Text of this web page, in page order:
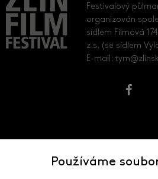
Festivalový
organizován
sídlem Filmová
z.s. (se sídlem
E-mail:
Používáme